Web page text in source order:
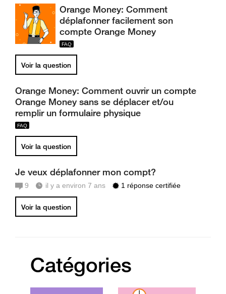
Orange Money: Comment
déplafonner facilement son
compte Orange Money
Voir la question
Orange Money: Comment ouvrir un compte
Orange Money sans se déplacer et/ou
remplir un formulaire physique
Voir la question
Je veux déplafonner mon compt?
9 il y a environ 7 ans 1 réponse certifiée
Voir la question
Catégories